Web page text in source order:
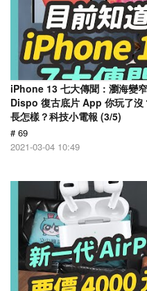
iPhone 13 七大傳聞：瀏海變
Dispo 復古底片 App 你玩了
長怎樣？科技小電報 (3/5)
# 69
2021-03-04 10:49